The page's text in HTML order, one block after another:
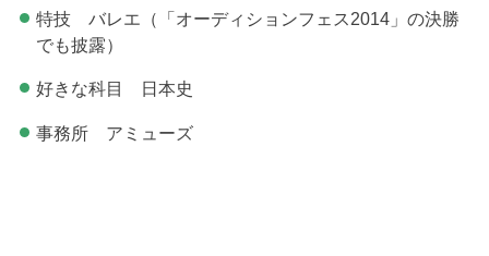
特技 バレエ（「オーディションフェス2014」の決勝
でも披露）
好きな科目 日本史
事務所 アミューズ